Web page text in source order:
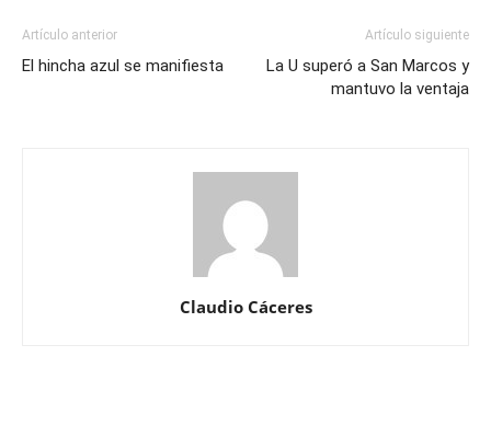
Artículo anterior
El hincha azul se manifiesta
Artículo siguiente
La U superó a San Marcos y
mantuvo la ventaja
Claudio Cáceres